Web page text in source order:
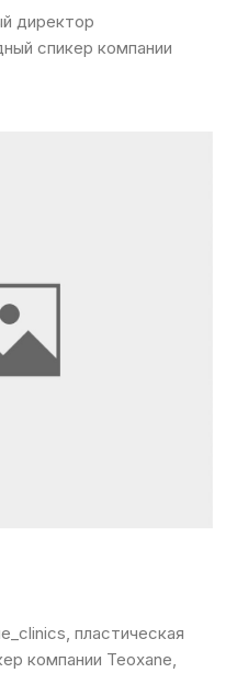
директор
спикер компании
пластическая
компании Teoxane,